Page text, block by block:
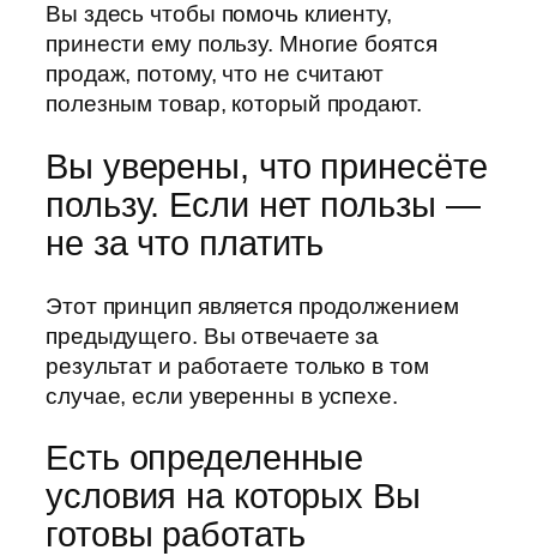
Вы здесь чтобы помочь клиенту,
принести ему пользу. Многие боятся
продаж, потому, что не считают
полезным товар, который продают.
Вы уверены, что принесёте
пользу. Если нет пользы —
не за что платить
Этот принцип является продолжением
предыдущего. Вы отвечаете за
результат и работаете только в том
случае, если уверенны в успехе.
Есть определенные
условия на которых Вы
готовы работать